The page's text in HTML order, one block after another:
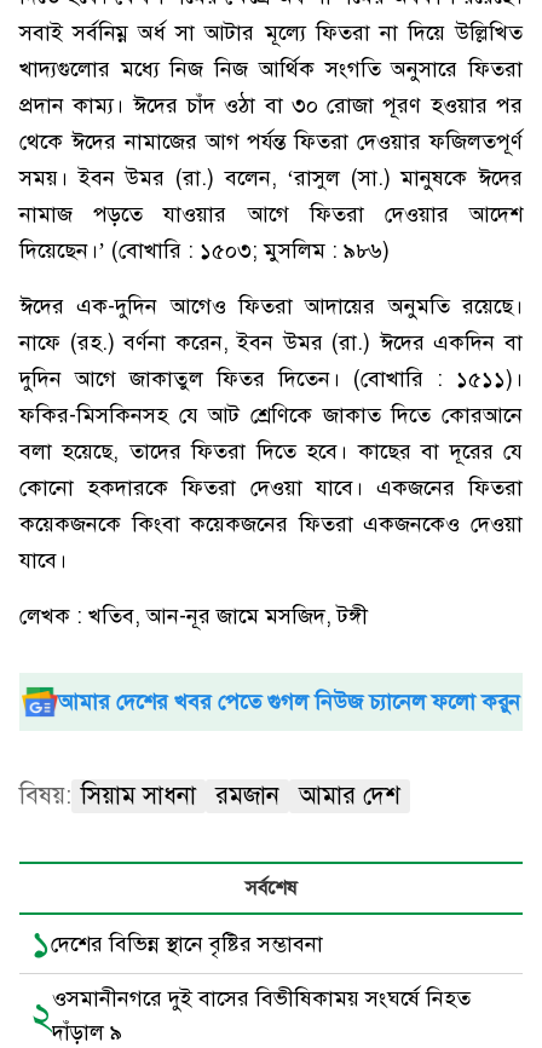
সবাই সর্বনিম্ন অর্ধ সা আটার মূল্যে ফিতরা না দিয়ে উল্লিখিত
খাদ্যগুলোর মধ্যে নিজ নিজ আর্থিক সংগতি অনুসারে ফিতরা
প্রদান কাম্য। ঈদের চাঁদ ওঠা বা ৩০ রোজা পূরণ হওয়ার পর
থেকে ঈদের নামাজের আগ পর্যন্ত ফিতরা দেওয়ার ফজিলতপূর্ণ
সময়। ইবন উমর (রা.) বলেন, ‘রাসুল (সা.) মানুষকে ঈদের
নামাজ পড়তে যাওয়ার আগে ফিতরা দেওয়ার আদেশ
দিয়েছেন।’ (বোখারি : ১৫০৩; মুসলিম : ৯৮৬)
ঈদের এক-দুদিন আগেও ফিতরা আদায়ের অনুমতি রয়েছে।
নাফে (রহ.) বর্ণনা করেন, ইবন উমর (রা.) ঈদের একদিন বা
দুদিন আগে জাকাতুল ফিতর দিতেন। (বোখারি : ১৫১১)।
ফকির-মিসকিনসহ যে আট শ্রেণিকে জাকাত দিতে কোরআনে
বলা হয়েছে, তাদের ফিতরা দিতে হবে। কাছের বা দূরের যে
কোনো হকদারকে ফিতরা দেওয়া যাবে। একজনের ফিতরা
কয়েকজনকে কিংবা কয়েকজনের ফিতরা একজনকেও দেওয়া
যাবে।
লেখক : খতিব, আন-নূর জামে মসজিদ, টঙ্গী
আমার দেশের খবর পেতে গুগল নিউজ চ্যানেল ফলো করুন
বিষয়: সিয়াম সাধনা রমজান আমার দেশ
সর্বশেষ
১দেশের বিভিন্ন স্থানে বৃষ্টির সম্ভাবনা
২ওসমানীনগরে দুই বাসের বিভীষিকাময় সংঘর্ষে নিহত
দাঁড়াল ৯